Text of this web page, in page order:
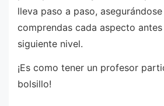
lleva paso a paso,
comprendas cada aspecto
siguiente nivel.
¡Es como tener un profesor
bolsillo!